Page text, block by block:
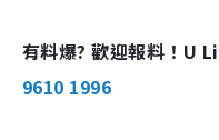
有料爆? 歡迎報料！U
9610 1996